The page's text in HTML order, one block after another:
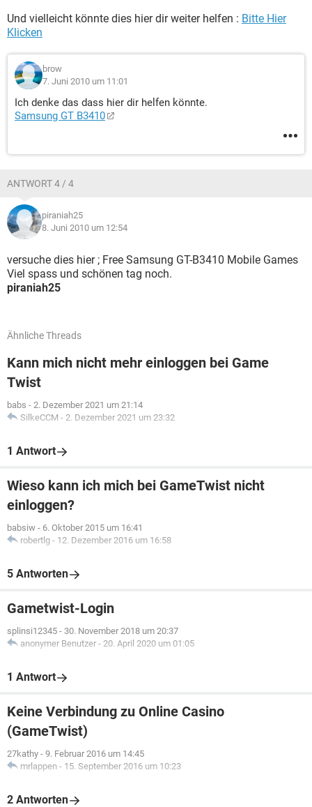
Und vielleicht könnte dies hier dir weiter helfen : Bitte Hier
Klicken
brow
7. Juni 2010 um 11:01
Ich denke das dass hier dir helfen könnte.
Samsung GT B3410
ANTWORT 4 / 4
piraniah25
8. Juni 2010 um 12:54
versuche dies hier ; Free Samsung GT-B3410 Mobile Games
Viel spass und schönen tag noch.
piraniah25
Ähnliche Threads
Kann mich nicht mehr einloggen bei Game
Twist
babs - 2. Dezember 2021 um 21:14
SilkeCCM - 2. Dezember 2021 um 23:32
1 Antwort
Wieso kann ich mich bei GameTwist nicht
einloggen?
babsiw - 6. Oktober 2015 um 16:41
robertlg - 12. Dezember 2016 um 16:58
5 Antworten
Gametwist-Login
splinsi12345 - 30. November 2018 um 20:37
anonymer Benutzer - 20. April 2020 um 01:05
1 Antwort
Keine Verbindung zu Online Casino
(GameTwist)
27kathy - 9. Februar 2016 um 14:45
mrlappen - 15. September 2016 um 10:23
2 Antworten